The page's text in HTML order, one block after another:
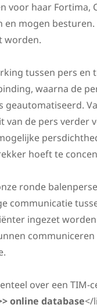
voor haar Fortima,
en mogen
worden.
tussen pers
waarna de
geautomatiseerd.
van de pers
hoeft te
ronde
communicatie
ingezet
communiceren
over een
online database</